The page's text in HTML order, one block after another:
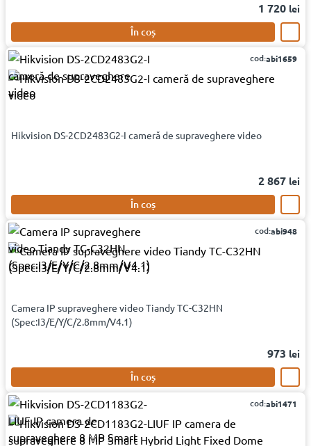
1 720 lei
În coș
cod:abi1659
Hikvision DS-2CD2483G2-I cameră de supraveghere video
2 867 lei
În coș
cod:abi948
Camera IP supraveghere video Tiandy TC-C32HN
(Spec:I3/E/Y/C/2.8mm/V4.1)
973 lei
În coș
cod:abi1471